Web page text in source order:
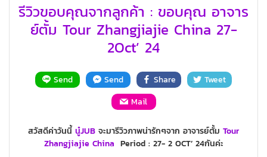
รีวิวขอบคุณจากลูกค้า : ขอบคุณ อาจาร
ย์ตั้ม Tour Zhangjiajie China 27-
2Oct’ 24
Send Send Share
Tweet
Mail
สวัสดีค่าวันนี้นู๋JUB จะมารีวิวภาพน่ารักๆจาก อาจารย์ตั้ม Tour
Zhangjiajie China Period : 27- 2 OCT’ 24กันค่ะ